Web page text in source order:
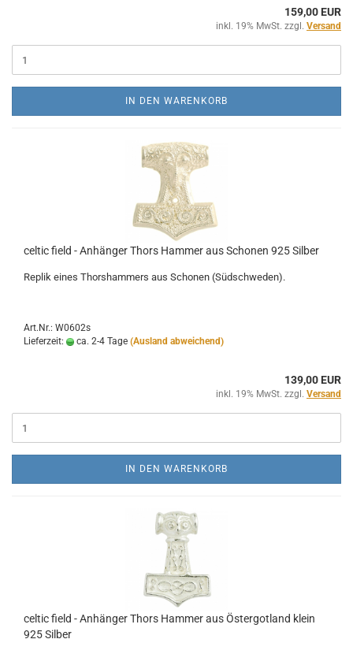
159,00 EUR
inkl. 19% MwSt. zzgl. Versand
IN DEN WARENKORB
celtic field - Anhänger Thors Hammer aus Schonen 925 Silber
Replik eines Thorshammers aus Schonen (Südschweden).
Art.Nr.: W0602s
Lieferzeit:
ca. 2-4 Tage (Ausland abweichend)
139,00 EUR
inkl. 19% MwSt. zzgl. Versand
IN DEN WARENKORB
celtic field - Anhänger Thors Hammer aus Östergotland klein
925 Silber